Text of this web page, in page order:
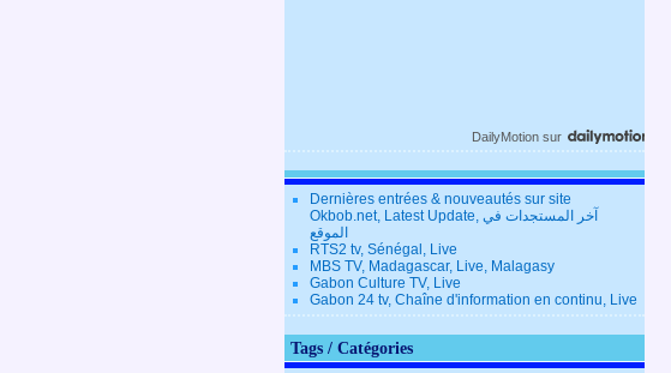
DailyMotion sur
Dernières entrées & nouveautés sur site
Okbob.net, Latest Update, آخر المستجدات في
الموقع
RTS2 tv, Sénégal, Live
MBS TV, Madagascar, Live, Malagasy
Gabon Culture TV, Live
Gabon 24 tv, Chaîne d'information en continu, Live
Tags / Catégories